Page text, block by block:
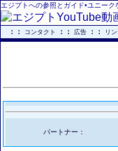
エジプトへの参照とガイド•ユニー
：： コンタクト ：： 広告 ：： リ
パートナー：